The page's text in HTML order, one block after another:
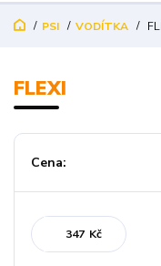
PSI VODÍTKA
FLEXI
Cena:
Kč